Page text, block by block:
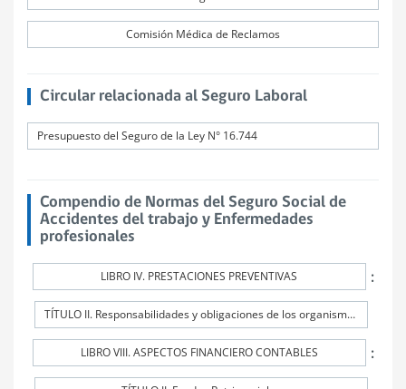
Comisión Médica de Reclamos
Circular relacionada al Seguro Laboral
Presupuesto del Seguro de la Ley N° 16.744
Compendio de Normas del Seguro Social de
Accidentes del trabajo y Enfermedades
profesionales
LIBRO IV. PRESTACIONES PREVENTIVAS :
TÍTULO II. Responsabilidades y obligaciones de los organismos administradores y de los administradores delegados
LIBRO VIII. ASPECTOS FINANCIERO CONTABLES :